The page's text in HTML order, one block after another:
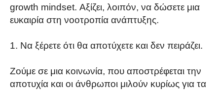
growth mindset. Αξίζει, λοιπόν, να δώσετε μια
ευκαιρία στη νοοτροπία ανάπτυξης.
Να ξέρετε ότι θα αποτύχετε και δεν πειράζει.
Ζούμε σε μια κοινωνία, που αποστρέφεται την
αποτυχία και οι άνθρωποι μιλούν κυρίως για τα